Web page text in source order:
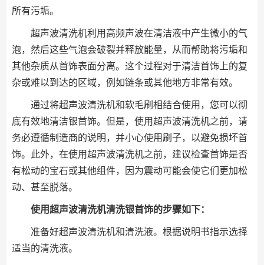
所有污垢。
超声波清洗机利用高频声波在清洁液中产生微小的气
泡，然后这些气泡会破裂并释放能量，从而帮助将污垢和
其他杂质从首饰表面分离。这个过程对于清洁首饰上的复
杂或难以到达的区域，例如链条或其他地方非常有效。
通过将超声波清洗机和软毛刷相结合使用，您可以彻
底有效地清洁银首饰。但是，使用超声波清洗机之前，请
务必遵循制造商的说明，并小心使用刷子，以避免损坏首
饰。此外，在使用超声波清洗机之前，建议检查首饰是否
有松动的宝石或其他组件，因为震动可能会使它们更加松
动、甚至脱落。
使用超声波清洗机清洗银首饰的步骤如下：
准备好超声波清洗机和清洗液。根据说明书指示选择
适当的清洗液。